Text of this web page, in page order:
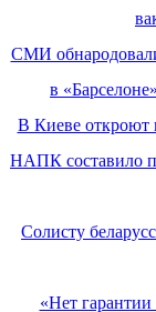
СМИ
в
В Киеве откроют
НАПК составило
Солисту
«Нет гарантии